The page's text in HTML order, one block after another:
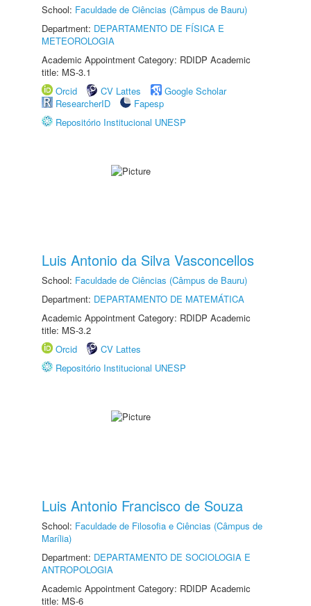
School: Faculdade de Ciências (Câmpus de Bauru)
Department: DEPARTAMENTO DE FÍSICA E
METEOROLOGIA
Academic Appointment Category: RDIDP Academic
title: MS-3.1
Orcid
CV Lattes
Google Scholar
ResearcherID
Fapesp
Repositório Institucional UNESP
Luis Antonio da Silva Vasconcellos
School: Faculdade de Ciências (Câmpus de Bauru)
Department: DEPARTAMENTO DE MATEMÁTICA
Academic Appointment Category: RDIDP Academic
title: MS-3.2
Orcid
CV Lattes
Repositório Institucional UNESP
Luis Antonio Francisco de Souza
School: Faculdade de Filosofia e Ciências (Câmpus de
Marília)
Department: DEPARTAMENTO DE SOCIOLOGIA E
ANTROPOLOGIA
Academic Appointment Category: RDIDP Academic
title: MS-6